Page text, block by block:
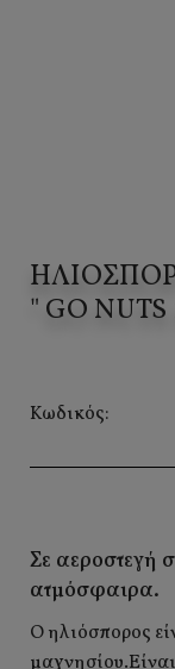
" GO
Κωδικός:
Σε αεροστεγή
ατμόσφαιρα.
Ο ηλιόσπορος